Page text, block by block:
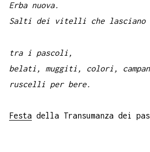
Erba nuova.
Salti dei vitelli che
tra i pascoli,
belati, muggiti, colori,
ruscelli per bere.
Festa della Transumanza dei